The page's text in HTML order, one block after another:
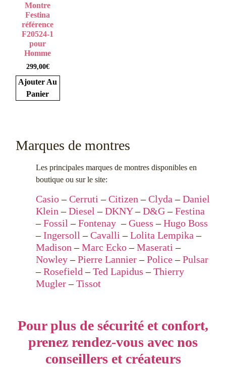
Montre
Festina
référence
F20524-1
pour
Homme
299,00€
Ajouter Au
Panier
Marques de montres
Les principales marques de montres disponibles en
boutique ou sur le site:
Casio–Cerruti –Citizen –Clyda –Daniel
Klein –Diesel –DKNY–D&G–Festina
–Fossil –Fontenay–Guess –Hugo Boss
–Ingersoll –Cavalli –Lolita Lempika –
Madison –Marc Ecko–Maserati –
Nowley–Pierre Lannier–Police–Pulsar
–Rosefield –Ted Lapidus –Thierry
Mugler–Tissot
Pour plus de sécurité et confort,
prenez rendez-vous avec nos
conseillers et créateurs